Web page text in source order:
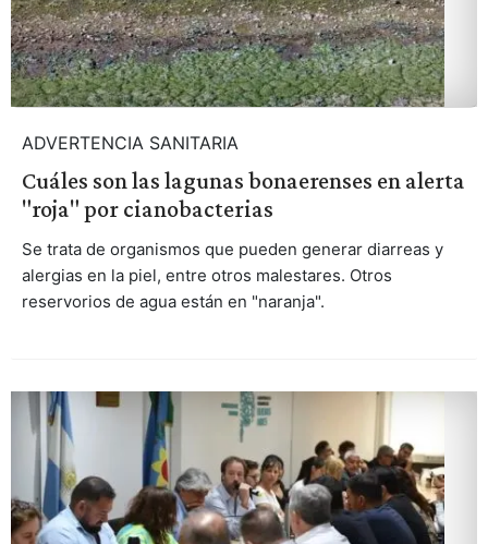
ADVERTENCIA SANITARIA
Cuáles son las lagunas bonaerenses en alerta
"roja" por cianobacterias
Se trata de organismos que pueden generar diarreas y
alergias en la piel, entre otros malestares. Otros
reservorios de agua están en "naranja".